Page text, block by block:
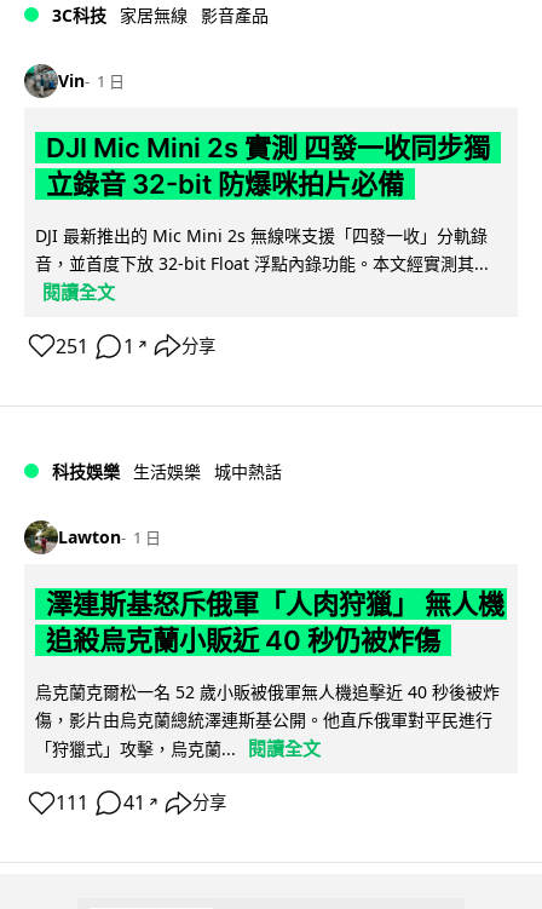
3C科技 家居無線 影音產品
Vin 1 日
DJI Mic Mini 2s 實測 四發一收同步獨
立錄音 32-bit 防爆咪拍片必備
DJI 最新推出的 Mic Mini 2s 無線咪支援「四發一收」分軌錄
音，並首度下放 32-bit Float 浮點內錄功能。本文經實測其...
閱讀全文
251 1 ↗ 分享
科技娛樂 生活娛樂 城中熱話
Lawton 1 日
澤連斯基怒斥俄軍「人肉狩獵」 無人機
追殺烏克蘭小販近 40 秒仍被炸傷
烏克蘭克爾松一名 52 歲小販被俄軍無人機追擊近 40 秒後被炸
傷，影片由烏克蘭總統澤連斯基公開。他直斥俄軍對平民進行
「狩獵式」攻擊，烏克蘭...
閱讀全文
111 41 ↗ 分享